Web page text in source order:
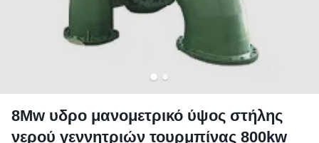
8Mw υδρο μανομετρικό ύψος στήλης
νερού γεννητριών τουρμπίνας 800kw